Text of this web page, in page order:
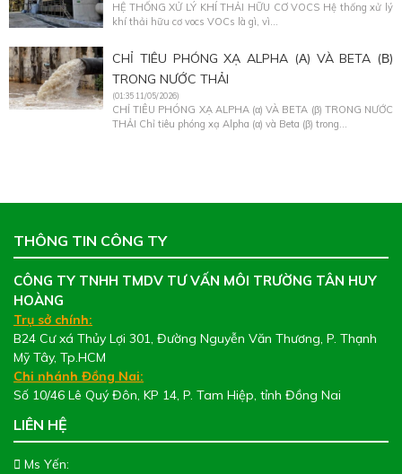
HỆ THỐNG XỬ LÝ KHÍ THẢI HỮU CƠ VOCS Hệ thống xử lý
khí thải hữu cơ vocs VOCs là gì, vì...
CHỈ TIÊU PHÓNG XẠ ALPHA (Α) VÀ BETA (Β)
TRONG NƯỚC THẢI
(01:35 11/05/2026)
CHỈ TIÊU PHÓNG XẠ ALPHA (α) VÀ BETA (β) TRONG NƯỚC
THẢI Chỉ tiêu phóng xạ Alpha (α) và Beta (β) trong...
THÔNG TIN CÔNG TY
CÔNG TY TNHH TMDV TƯ VẤN MÔI TRƯỜNG TÂN HUY
HOÀNG
Trụ sở chính:
B24 Cư xá Thủy Lợi 301, Đường Nguyễn Văn Thương, P. Thạnh
Mỹ Tây, Tp.HCM
Chi nhánh Đồng Nai:
Số 10/46 Lê Quý Đôn, KP 14, P. Tam Hiệp, tỉnh Đồng Nai
LIÊN HỆ
Ms Yến: